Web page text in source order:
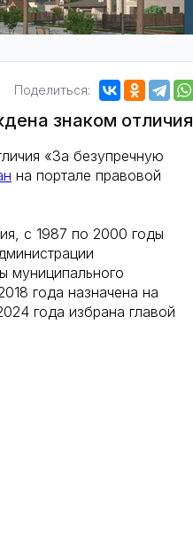
Поделиться:
знаком отличия
«За безупречную
на портале правовой
с 1987 по 2000 годы
муниципального
года назначена на
года избрана главой